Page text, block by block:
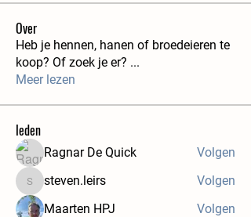
Over
Heb je hennen, hanen of broedeieren te
koop? Of zoek je er? ...
Meer lezen
leden
Ragnar De Quick Volgen
steven.leirs
steven.leirs
Volgen
Maarten HPJ
Volgen